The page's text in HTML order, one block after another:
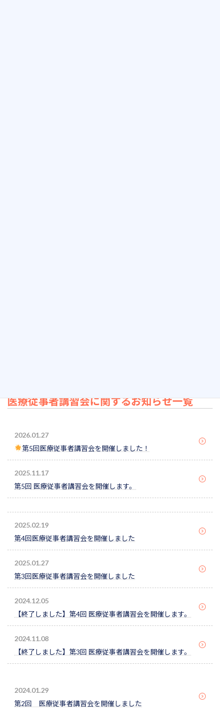
医療従事者講習会に関するお知らせ一覧
2026.01.27
第5回医療従事者講習会を開催しました！
2025.11.17
第5回 医療従事者講習会を開催します。
2025.02.19
第4回医療従事者講習会を開催しました
2025.01.27
第3回医療従事者講習会を開催しました
2024.12.05
【終了しました】第4回 医療従事者講習会を開催します。
2024.11.08
【終了しました】第3回 医療従事者講習会を開催します。
2024.01.29
第2回 医療従事者講習会を開催しました